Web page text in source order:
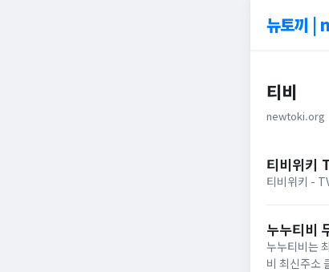
뉴토끼 |
티비
newtoki.org
티비위키
티비위키 -
누누티비
누누티비는
비 최신주소